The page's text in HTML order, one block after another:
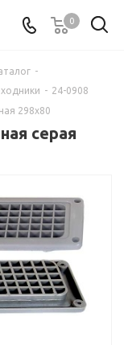
0
-
- 24-0908
298х80
серая